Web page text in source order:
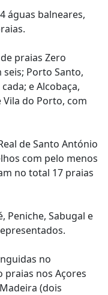
águas balneares,
praias Zero
Porto Santo,
e Alcobaça,
Vila do Porto, com
de Santo António
com pelo menos
no total 17 praias
Peniche, Sabugal e
no
praias nos Açores
(dois